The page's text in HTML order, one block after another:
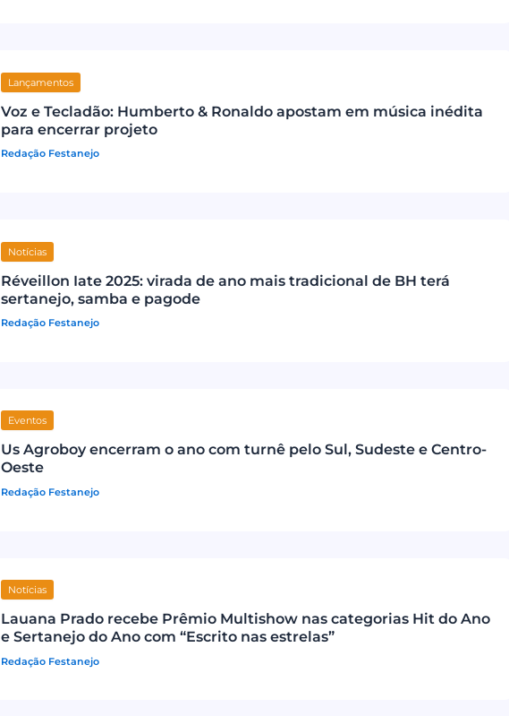
Lançamentos
Voz e Tecladão: Humberto & Ronaldo apostam em música inédita
para encerrar projeto
Redação Festanejo
Notícias
Réveillon Iate 2025: virada de ano mais tradicional de BH terá
sertanejo, samba e pagode
Redação Festanejo
Eventos
Us Agroboy encerram o ano com turnê pelo Sul, Sudeste e Centro-
Oeste
Redação Festanejo
Notícias
Lauana Prado recebe Prêmio Multishow nas categorias Hit do Ano
e Sertanejo do Ano com “Escrito nas estrelas”
Redação Festanejo